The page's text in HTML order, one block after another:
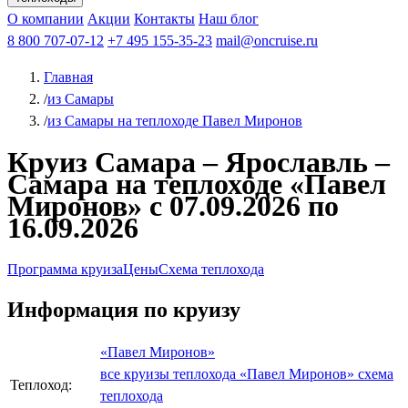
Чебоксарыиз Волгоградаиз Саратова Все города
КазаньВ Нижний НовгородВ ПермьВ Ростов-на-Дону
РыбинскНа СоловкиНа ВалаамПо ОкеПо Енисею
Афанасий Никитин Октябрьская революция
ФединАлександр СвешниковИван
МироновА.С.Попов
О компании Акции Контакты Наш блог
8 800 707-07-12 +7 495 155-35-23 mail@oncruise.ru
Главная
/из Самары
/из Самары на теплоходе Павел Миронов
Круиз Самара – Ярославль –
Самара на теплоходе «Павел
Миронов» с 07.09.2026 по
16.09.2026
Программа круизаЦеныСхема теплохода
Информация по круизу
Теплоход:
«Павел Миронов»
все круизы теплохода «Павел Миронов» схема
теплохода